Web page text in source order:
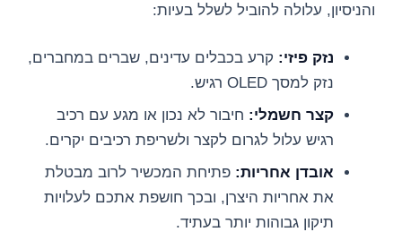
והניסיון, עלולה להוביל לשלל בעיות:
נזק פיזי: קרע בכבלים עדינים, שברים במחברים,
נזק למסך OLED רגיש.
קצר חשמלי: חיבור לא נכון או מגע עם רכיב
רגיש עלול לגרום לקצר ולשריפת רכיבים יקרים.
אובדן אחריות: פתיחת המכשיר לרוב מבטלת
את אחריות היצרן, ובכך חושפת אתכם לעלויות
תיקון גבוהות יותר בעתיד.